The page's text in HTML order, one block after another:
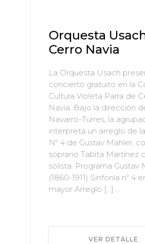
Orquesta Usach en
Cerro Navia
La Orquesta Usach
concierto gratuito en la
Cultura Violeta Parra de
Navia. Bajo la dirección
Navarro-Turres, la
interpreta un arreglo de
Nº 4 de Gustav Mahler,
soprano Tabita Martínez
solista. Programa Gustav
(1860-1911) Sinfonía nº 4
mayor Arreglo […] ...
VER DETALLE